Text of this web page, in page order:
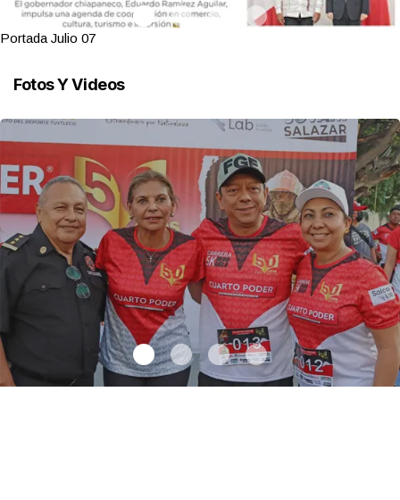
Portada Julio 07
Fotos Y Videos